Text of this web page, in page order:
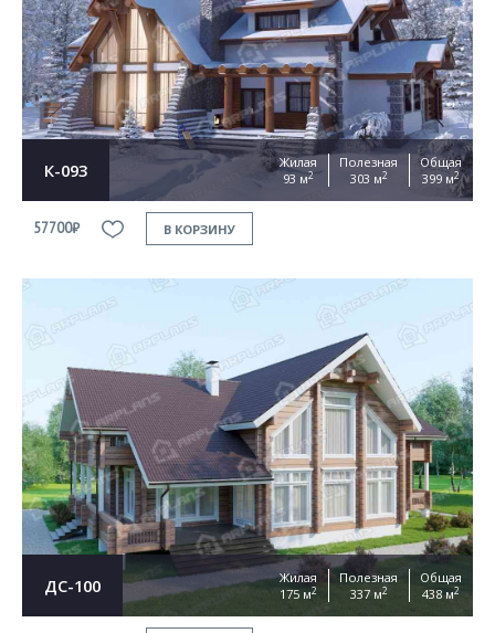
К-093
Жилая
93 м2
Полезная
303 м2
Общая
399 м2
57700₽ В КОРЗИНУ
ДС-100
Жилая
175 м2
Полезная
337 м2
Общая
438 м2